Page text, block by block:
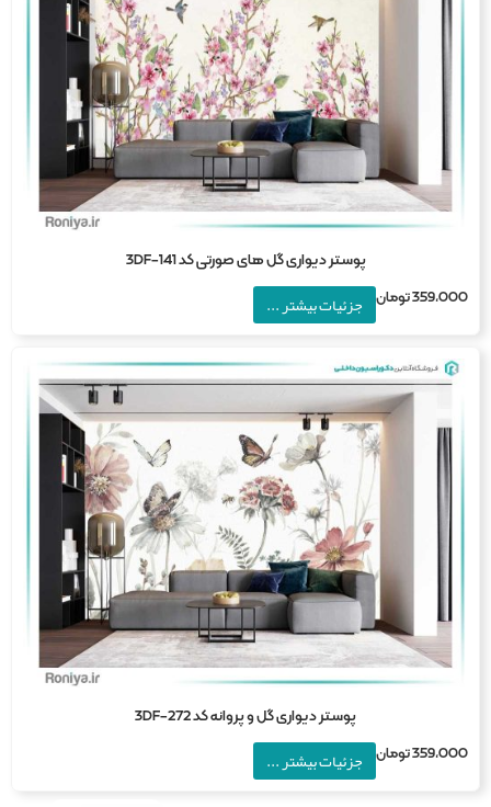
پوستر دیواری گل های صورتی کد 3DF-141
تومان جزئیات بیشتر ...
پوستر دیواری گل و پروانه کد 3DF-272
تومان جزئیات بیشتر ...